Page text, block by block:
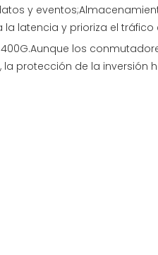
y
latencia y prioriza el
los
protección de la inversión